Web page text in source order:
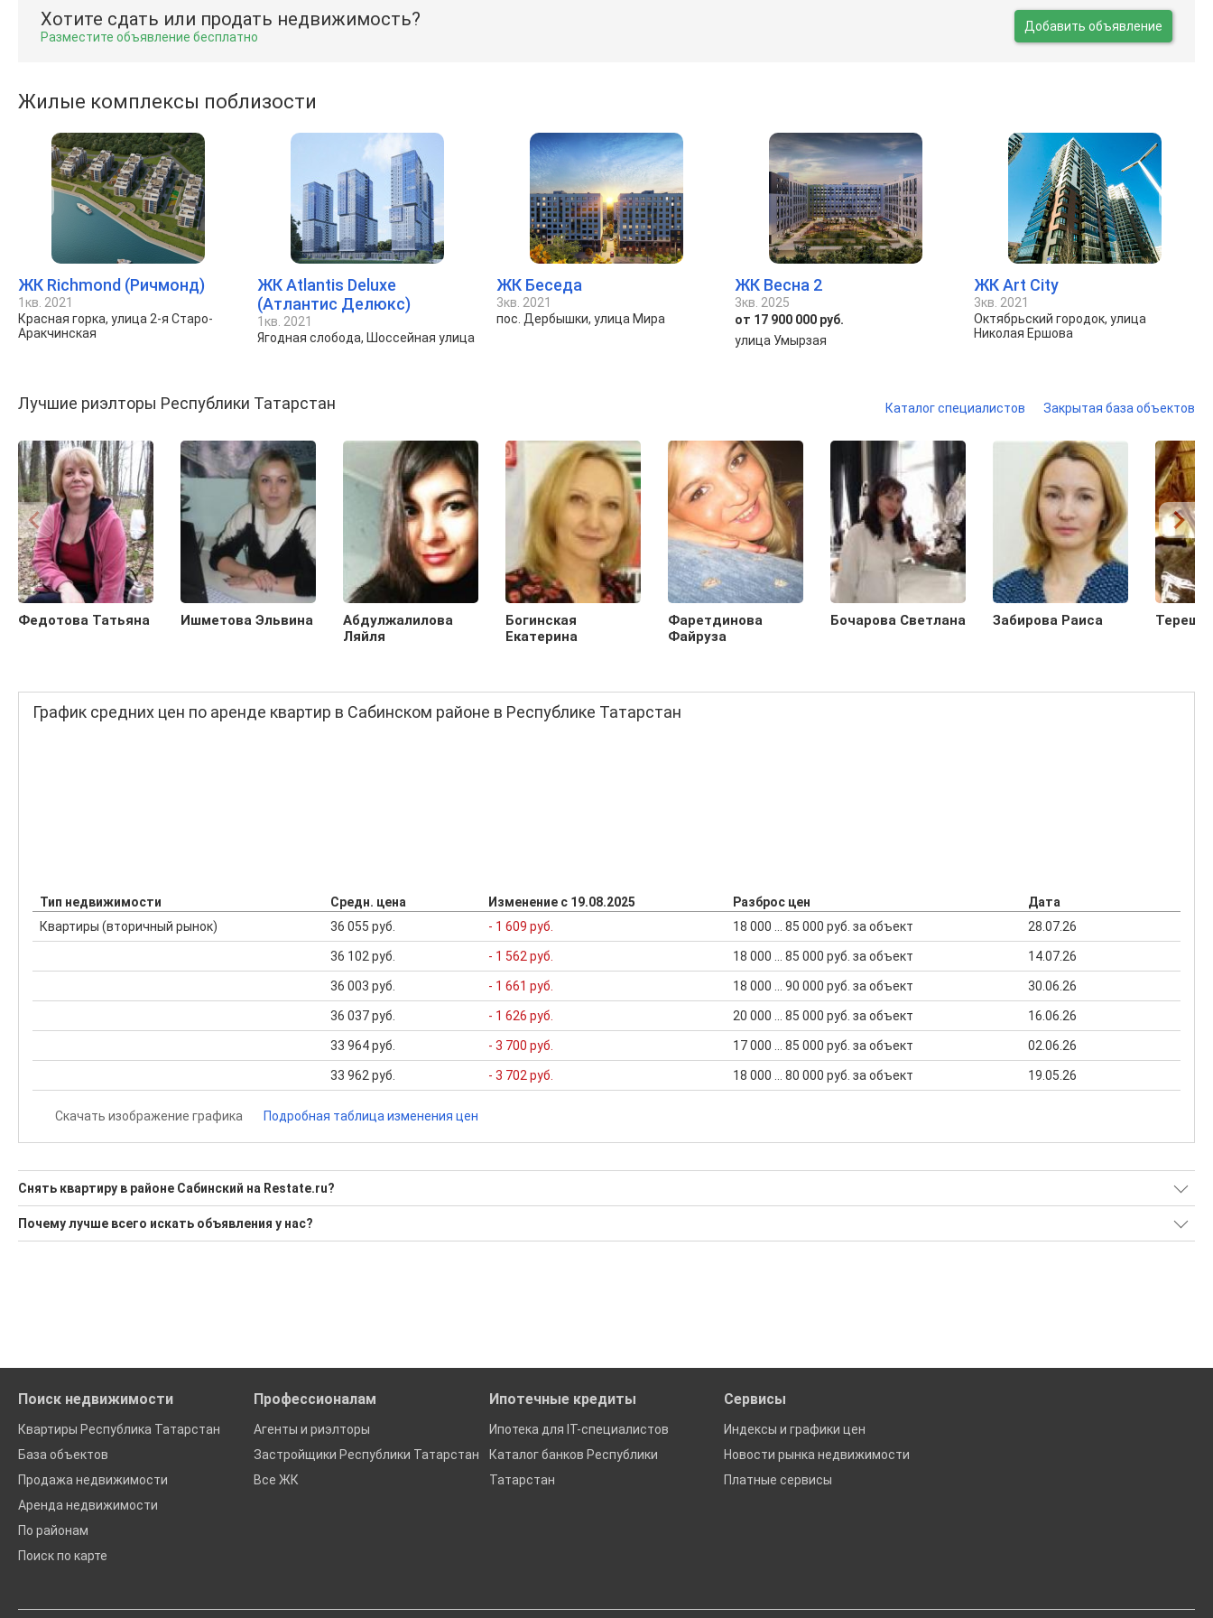
Хотите сдать или продать недвижимость?
Разместите объявление бесплатно
Добавить объявление
Жилые комплексы поблизости
ЖК Richmond (Ричмонд)
1кв. 2021
Красная горка, улица 2-я Старо-
Аракчинская
ЖК Atlantis Deluxe
(Атлантис Делюкс)
1кв. 2021
Ягодная слобода, Шоссейная улица
ЖК Беседа
3кв. 2021
пос. Дербышки, улица Мира
ЖК Весна 2
3кв. 2025
от 17 900 000 руб.
улица Умырзая
ЖК Art City
3кв. 2021
Октябрьский городок, улица
Николая Ершова
Лучшие риэлторы Республики Татарстан Каталог специалистов Закрытая база объектов
Федотова Татьяна Ишметова Эльвина
Абдулжалилова
Ляйля
Богинская
Екатерина
Фаретдинова
Файруза
Бочарова Светлана Забирова Раиса
График средних цен по аренде квартир в Сабинском районе в Республике Татарстан
Тип недвижимости Средн. цена Изменение с 19.08.2025 Разброс цен
Дата
Квартиры (вторичный рынок)
36 055 руб. - 1 609 руб. 18 000 ... 85 000 руб. за объект 28.07.26
36 102 руб. - 1 562 руб. 18 000 ... 85 000 руб. за объект 14.07.26
36 003 руб. - 1 661 руб. 18 000 ... 90 000 руб. за объект 30.06.26
36 037 руб. - 1 626 руб. 20 000 ... 85 000 руб. за объект 16.06.26
33 964 руб. - 3 700 руб. 17 000 ... 85 000 руб. за объект 02.06.26
33 962 руб. - 3 702 руб. 18 000 ... 80 000 руб. за объект 19.05.26
Скачать изображение графика Подробная таблица изменения цен
Снять квартиру в районе Сабинский на Restate.ru?
Поможем Снять квартиру в районе Сабинский?
Воспользуйтесь нашим поиском по новостройкам, для подбора подходящего вам варианта
Почему лучше всего искать объявления у нас?
Поиск недвижимости
Квартиры Республика Татарстан
База объектов
Продажа недвижимости
Аренда недвижимости
По районам
Поиск по карте
Профессионалам
Агенты и риэлторы
Застройщики Республики Татарстан
Все ЖК
Ипотечные кредиты
Ипотека для IT-специалистов
Каталог банков Республики
Татарстан
Сервисы
Индексы и графики цен
Новости рынка недвижимости
Платные сервисы